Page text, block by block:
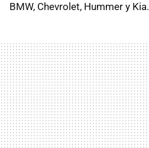
BMW, Chevrolet, Hummer y Kia.